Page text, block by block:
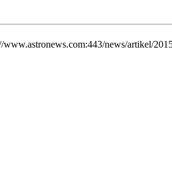
www.astronews.com:443/news/artikel/